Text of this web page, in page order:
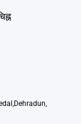
,Dehradun,